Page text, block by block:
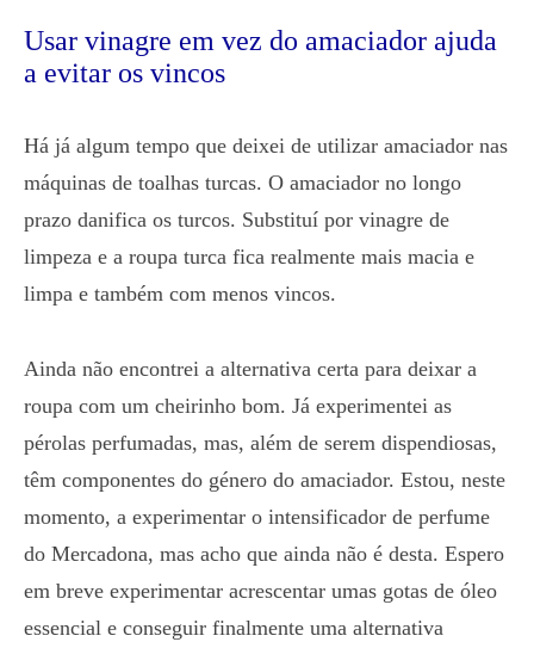
Usar vinagre em vez do amaciador ajuda
a evitar os vincos
Há já algum tempo que deixei de utilizar amaciador nas
máquinas de toalhas turcas. O amaciador no longo
prazo danifica os turcos. Substituí por vinagre de
limpeza e a roupa turca fica realmente mais macia e
limpa e também com menos vincos.
Ainda não encontrei a alternativa certa para deixar a
roupa com um cheirinho bom. Já experimentei as
pérolas perfumadas, mas, além de serem dispendiosas,
têm componentes do género do amaciador. Estou, neste
momento, a experimentar o intensificador de perfume
do Mercadona, mas acho que ainda não é desta. Espero
em breve experimentar acrescentar umas gotas de óleo
essencial e conseguir finalmente uma alternativa